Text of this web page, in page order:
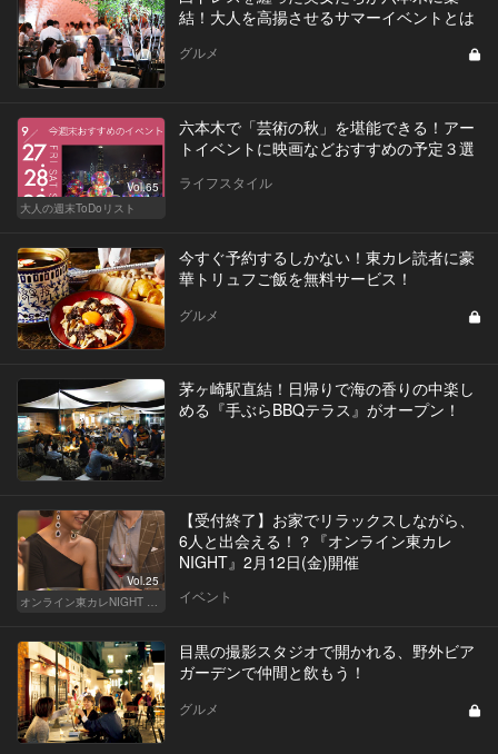
結！大人を高揚させるサマーイベントとは
グルメ
Vol.65
大人の週末ToDoリスト
六本木で「芸術の秋」を堪能できる！アー
トイベントに映画などおすすめの予定３選
ライフスタイル
今すぐ予約するしかない！東カレ読者に豪
華トリュフご飯を無料サービス！
グルメ
茅ヶ崎駅直結！日帰りで海の香りの中楽し
める『手ぶらBBQテラス』がオープン！
Vol.25
オンライン東カレNIGHT イベント募集
【受付終了】お家でリラックスしながら、
6人と出会える！？『オンライン東カレ
NIGHT』2月12日(金)開催
イベント
目黒の撮影スタジオで開かれる、野外ビア
ガーデンで仲間と飲もう！
グルメ